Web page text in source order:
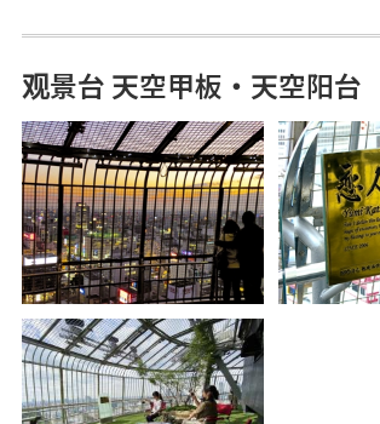
观景台 天空甲板・天空阳台